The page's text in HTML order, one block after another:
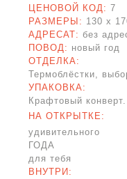
ЦЕНОВОЙ КОД: 7
РАЗМЕРЫ: 130 x
АДРЕСАТ: без
ПОВОД: новый год
ОТДЕЛКА:
Термоблёстки,
УПАКОВКА:
Крафтовый
НА ОТКРЫТКЕ:
удивительного
ГОДА
для тебя
ВНУТРИ: